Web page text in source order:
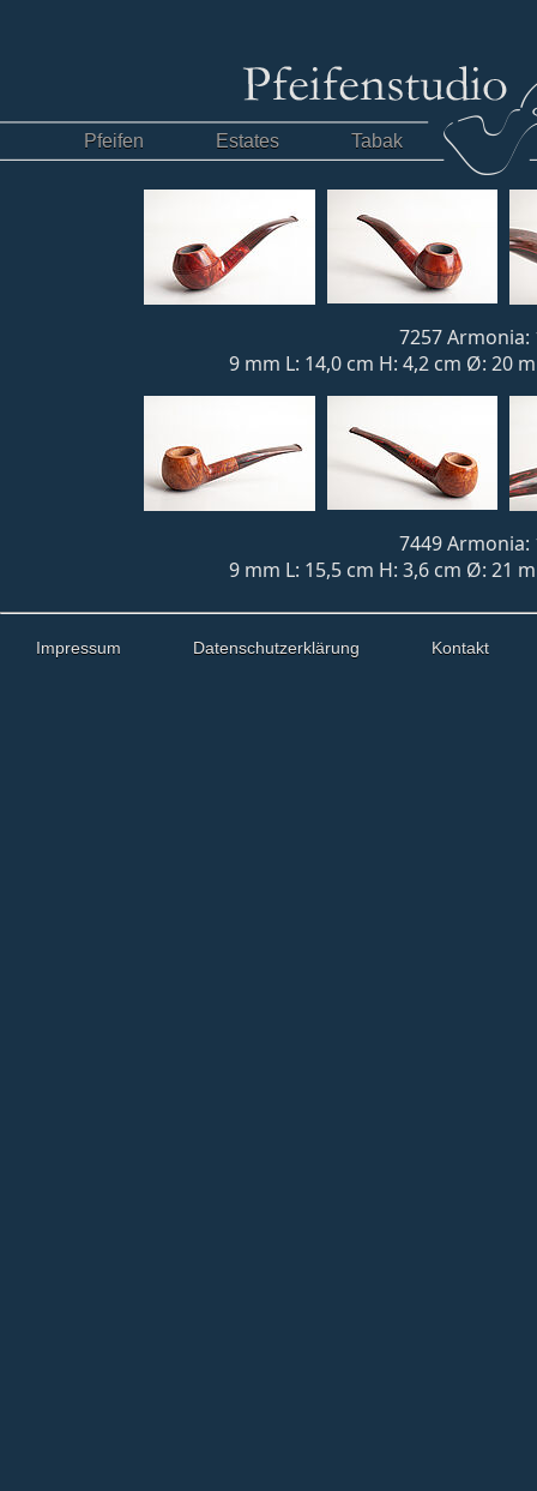
Pfeifen Estates Tabak
7257 Armonia:
9 mm L: 14,0 cm H: 4,2 cm Ø: 20
7449 Armonia:
9 mm L: 15,5 cm H: 3,6 cm Ø: 21
Impressum Datenschutzerklärung Kontakt